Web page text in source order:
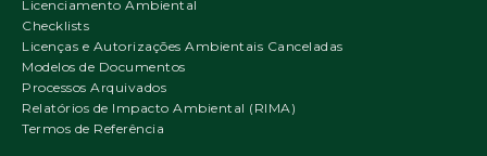
Licenciamento Ambiental
Checklists
Licenças e Autorizações Ambientais Canceladas
Modelos de Documentos
Processos Arquivados
Relatórios de Impacto Ambiental (RIMA)
Termos de Referência